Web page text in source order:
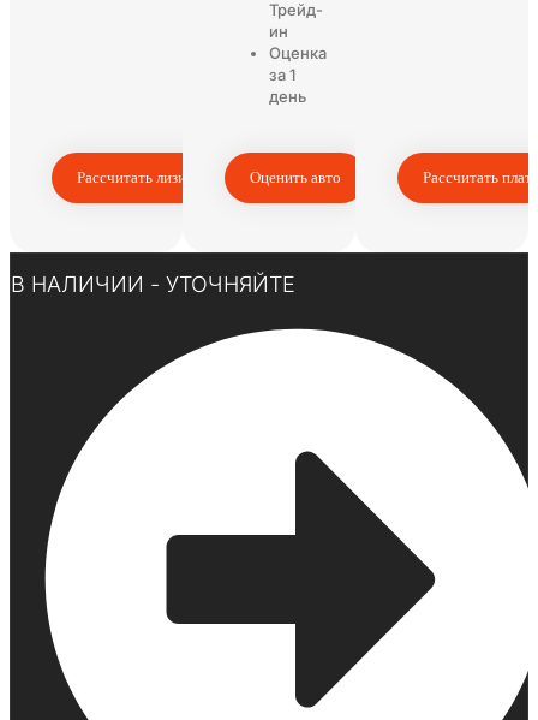
Рассчитать лизинг
Трейд-
ин
Оценка
за 1
день
Оценить авто Рассчитать
В НАЛИЧИИ - УТОЧНЯЙТЕ